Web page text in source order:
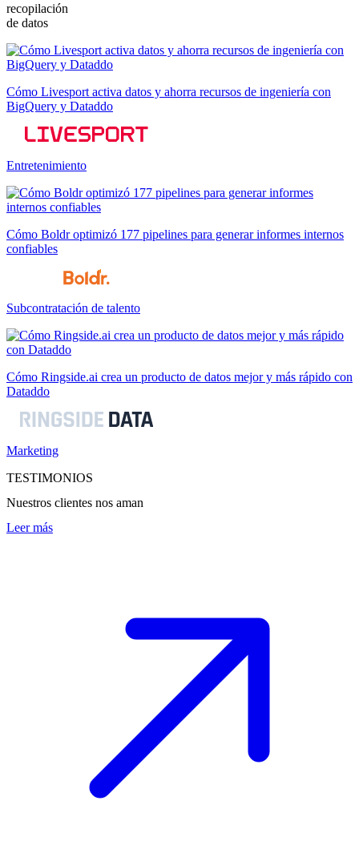
recopilación
de datos
Cómo Livesport activa datos y ahorra recursos de ingeniería con
BigQuery y Dataddo
Entretenimiento
Cómo Boldr optimizó 177 pipelines para generar informes internos
confiables
Subcontratación de talento
Cómo Ringside.ai crea un producto de datos mejor y más rápido con
Dataddo
Marketing
TESTIMONIOS
Nuestros clientes nos aman
Leer más